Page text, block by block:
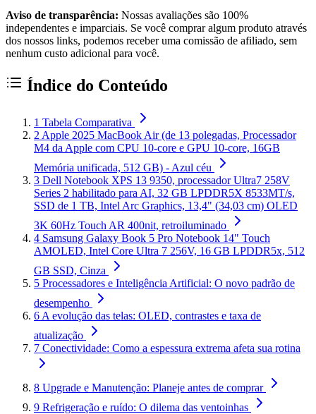
Aviso de transparência: Nossas avaliações são 100%
independentes e imparciais. Se você comprar algum produto através
dos nossos links, podemos receber uma comissão de afiliado, sem
nenhum custo adicional para você.
Índice do Conteúdo
1 Tabela Comparativa
2 Apple 2025 MacBook Air (de 13 polegadas, Processador
M4 da Apple com CPU 10‑core e GPU 10‑core, 16GB
Memória unificada, 512 GB) - Azul céu
3 Dell Notebook XPS 13 9350, processador Ultra7 258V
Series 2 habilitado para AI, 32 GB LPDDR5X 8533MT/s,
SSD de 1 TB, Intel Arc Graphics, 13,4" (34,03 cm) OLED
3K 60Hz Touch AR 400nit, retroiluminado
4 Samsung Galaxy Book 5 Pro Notebook 14" Touch
AMOLED, Intel Core Ultra 7 256V, 16 GB LPDDR5x, 512
GB SSD, Cinza
5 Processadores e Inteligência Artificial: O novo padrão de
desempenho
6 A evolução das telas: OLED, contrastes e taxa de
atualização
7 Conectividade: Como a espessura extrema afeta sua rotina
8 Upgrade e Manutenção: Planeje antes de comprar
9 Refrigeração e ruído: O dilema das ventoinhas